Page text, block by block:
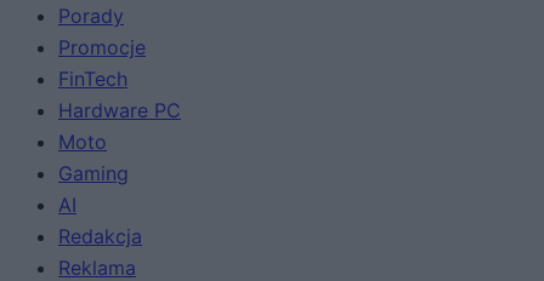
Porady
Promocje
FinTech
Hardware PC
Moto
Gaming
AI
Redakcja
Reklama